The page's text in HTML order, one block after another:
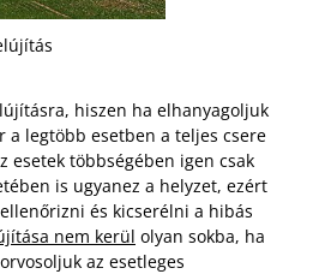
hiszen ha elhanyagoljuk
a legtöbb esetben a teljes csere
esetek többségében igen csak
is ugyanez a helyzet, ezért
és kicserélni a hibás
nem kerül olyan sokba, ha
az esetleges